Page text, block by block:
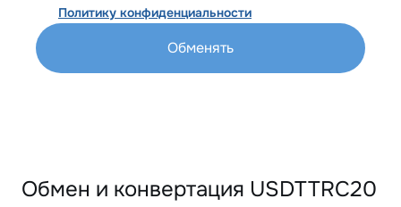
Политику конфиденциальности
Обменять
Обмен и конвертация USDTTRC20